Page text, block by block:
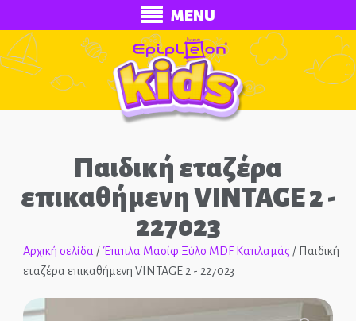
MENU
ECONOMY
Παιδική εταζέρα
επικαθήμενη VINTAGE 2 -
227023
Αρχική σελίδα /Έπιπλα Μασίφ Ξύλο MDF Καπλαμάς / Παιδική
εταζέρα επικαθήμενη VINTAGE 2 - 227023